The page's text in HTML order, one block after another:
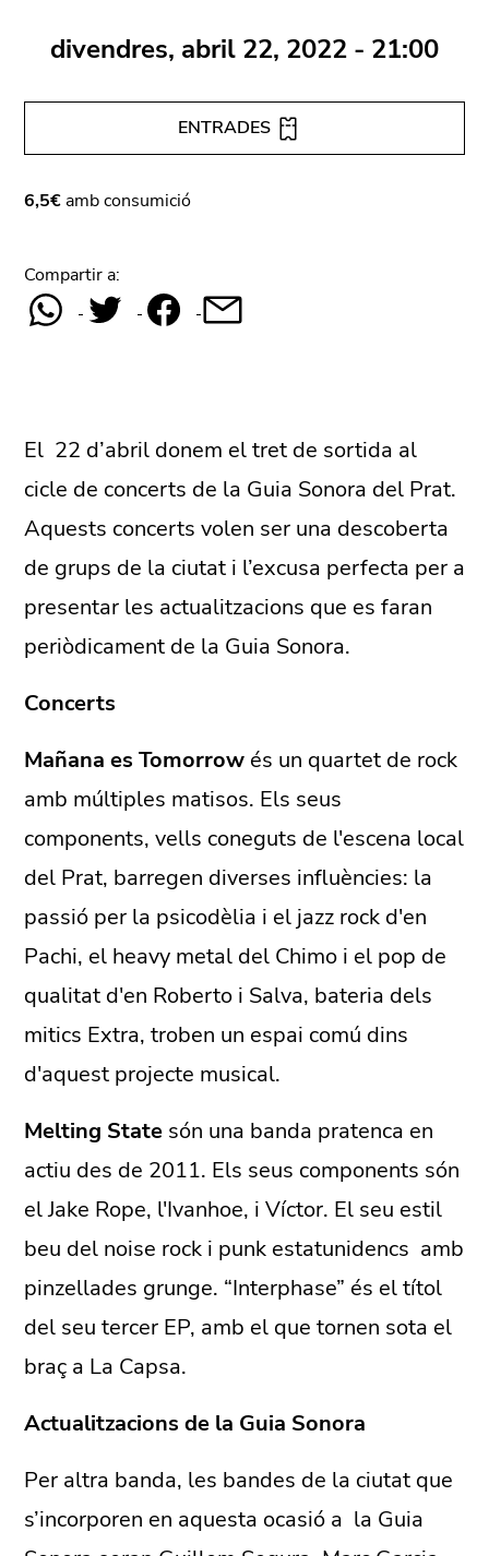
divendres, abril 22, 2022 - 21:00
ENTRADES
6,5€amb consumició
Compartir a:
El 22 d’abril donem el tret de sortida al
cicle de concerts de la Guia Sonora del Prat.
Aquests concerts volen ser una descoberta
de grups de la ciutat i l’excusa perfecta per a
presentar les actualitzacions que es faran
periòdicament de la Guia Sonora.
Concerts
Mañana es Tomorrow és un quartet de rock
amb múltiples matisos. Els seus
components, vells coneguts de l'escena local
del Prat, barregen diverses influències: la
passió per la psicodèlia i el jazz rock d'en
Pachi, el heavy metal del Chimo i el pop de
qualitat d'en Roberto i Salva, bateria dels
mitics Extra, troben un espai comú dins
d'aquest projecte musical.
Melting State són una banda pratenca en
actiu des de 2011. Els seus components són
el Jake Rope, l'Ivanhoe, i Víctor. El seu estil
beu del noise rock i punk estatunidencs amb
pinzellades grunge. “Interphase” és el títol
del seu tercer EP, amb el que tornen sota el
braç a La Capsa.
Actualitzacions de la Guia Sonora
Per altra banda, les bandes de la ciutat que
s’incorporen en aquesta ocasió a la Guia